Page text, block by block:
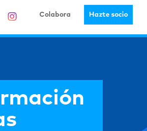
Colabora Hazte socio